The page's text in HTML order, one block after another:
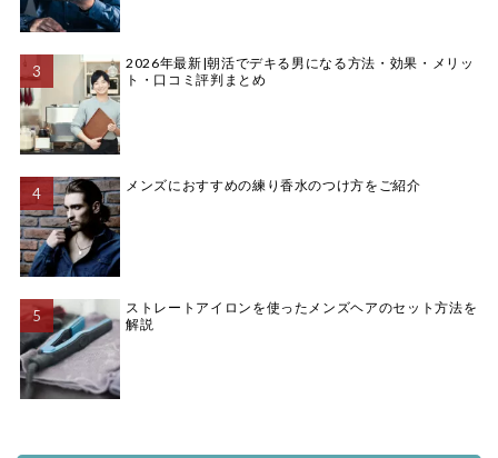
2026年最新|朝活でデキる男になる方法・効果・メリッ
ト・口コミ評判まとめ
メンズにおすすめの練り香水のつけ方をご紹介
ストレートアイロンを使ったメンズヘアのセット方法を
解説